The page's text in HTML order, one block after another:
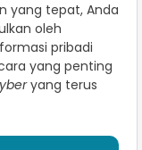
yang tepat, Anda
oleh
pribadi
yang penting
yang terus